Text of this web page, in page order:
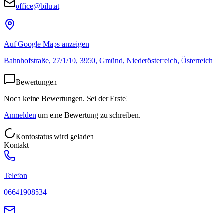
office@bilu.at
Auf Google Maps anzeigen
Bahnhofstraße, 27/1/10, 3950, Gmünd, Niederösterreich, Österreich
Bewertungen
Noch keine Bewertungen. Sei der Erste!
Anmelden um eine Bewertung zu schreiben.
Kontostatus wird geladen
Kontakt
Telefon
06641908534